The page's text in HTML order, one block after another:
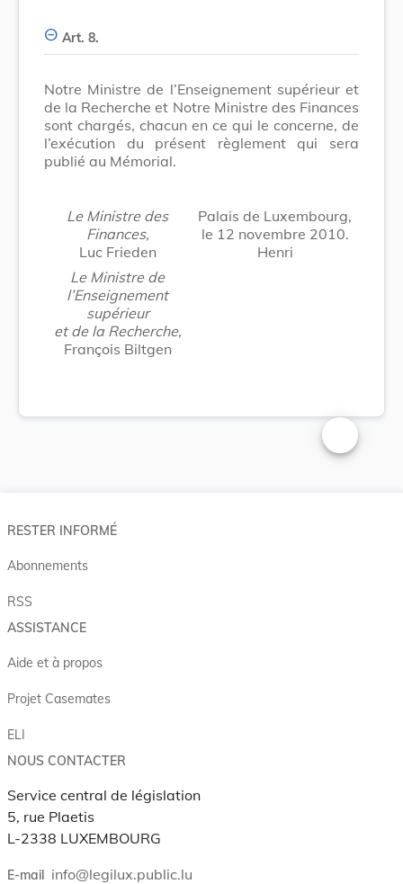
Art. 8.
Notre Ministre de l’Enseignement supérieur et
de la Recherche et Notre Ministre des Finances
sont chargés, chacun en ce qui le concerne, de
l’exécution du présent règlement qui sera
publié au Mémorial.
Le Ministre des
Finances,
Luc Frieden
Le Ministre de
l’Enseignement
supérieur
et de la Recherche,
François Biltgen
Palais de Luxembourg,
le 12 novembre 2010.
Henri
Changer la
RESTER INFORMÉ
Abonnements
RSS
ASSISTANCE
Aide et à propos
Projet Casemates
ELI
NOUS CONTACTER
Service central de législation
5, rue Plaetis
L-2338 LUXEMBOURG
E-mail info@legilux.public.lu